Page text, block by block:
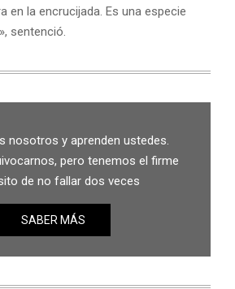
en la encrucijada. Es una especie
sentenció.
nosotros y aprenden ustedes.
pero tenemos el firme
de no fallar dos veces
SABER MÁS